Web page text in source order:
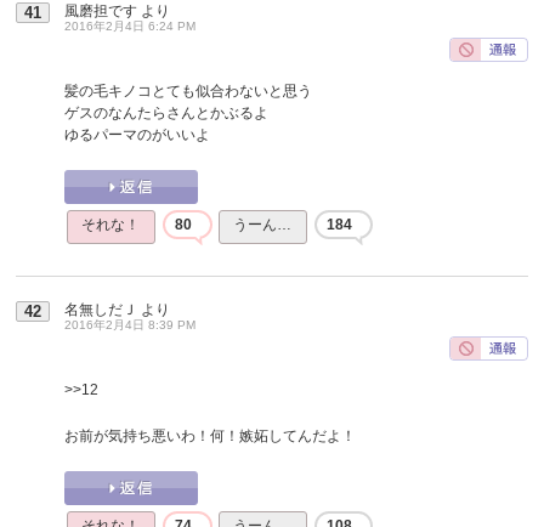
41 風磨担です より
2016年2月4日 6:24 PM
髪の毛キノコとても似合わないと思う
ゲスのなんたらさんとかぶるよ
ゆるパーマのがいいよ
それな！ 80 うーん… 184
42 名無しだＪ より
2016年2月4日 8:39 PM
>>12
お前が気持ち悪いわ！何！嫉妬してんだよ！